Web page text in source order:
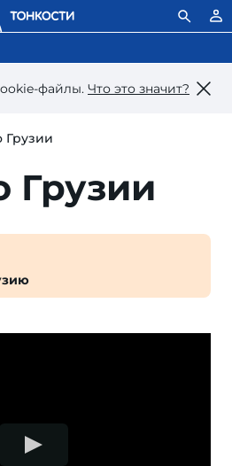
файлы. Что это значит?
Грузии
Грузии